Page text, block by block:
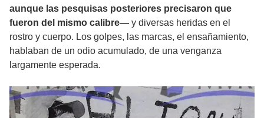
aunque las pesquisas posteriores precisaron que
fueron del mismo calibre— y diversas heridas en el
rostro y cuerpo. Los golpes, las marcas, el ensañamiento,
hablaban de un odio acumulado, de una venganza
largamente esperada.